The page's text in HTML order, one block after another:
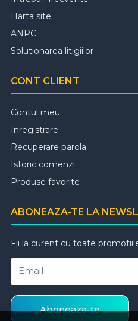
Harta site
ANPC
Solutionarea litigiilor
CONT CLIENT
Contul meu
Inregistrare
Recuperare parola
Istoric comenzi
Produse favorite
ABONEAZA-TE LA
Fii la curent cu toate
Email
Aboneaza-te